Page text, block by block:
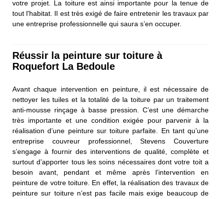
votre projet. La toiture est ainsi importante pour la tenue de
tout l'habitat. Il est très exigé de faire entretenir les travaux par
une entreprise professionnelle qui saura s’en occuper.
Réussir la peinture sur toiture à
Roquefort La Bedoule
Avant chaque intervention en peinture, il est nécessaire de
nettoyer les tuiles et la totalité de la toiture par un traitement
anti-mousse rinçage à basse pression. C’est une démarche
très importante et une condition exigée pour parvenir à la
réalisation d’une peinture sur toiture parfaite. En tant qu’une
entreprise couvreur professionnel, Stevens Couverture
s’engage à fournir des interventions de qualité, complète et
surtout d’apporter tous les soins nécessaires dont votre toit a
besoin avant, pendant et même après l’intervention en
peinture de votre toiture. En effet, la réalisation des travaux de
peinture sur toiture n’est pas facile mais exige beaucoup de